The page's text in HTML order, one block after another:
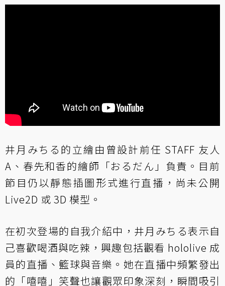
井月みちる的立繪由曾設計前任 STAFF 友人
A、春先和香的繪師「おるだん」負責。目前
節目仍以靜態插圖形式進行直播，尚未公開
Live2D 或 3D 模型。
在初次登場的自我介紹中，井月みちる表示自
己喜歡喝酒與吃辣，興趣包括觀看 hololive 成
員的直播、籃球與音樂。她在直播中頻繁發出
的「嘻嘻」笑聲也讓觀眾印象深刻，瞬間吸引